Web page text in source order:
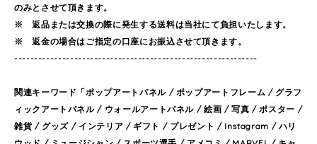
のみとさせて頂きます。
※ 返品または交換の際に発生する送料は当社にて負担いたします。
※ 返金の場合はご指定の口座にお振込させて頂きます。
-------------------------------------------------------------
関連キーワード「ポップアートパネル / ポップアートフレーム / グラフ
ィックアートパネル / ウォールアートパネル / 絵画 / 写真 / ポスター /
雑貨 / グッズ / インテリア / ギフト / プレゼント / Instagram / ハリ